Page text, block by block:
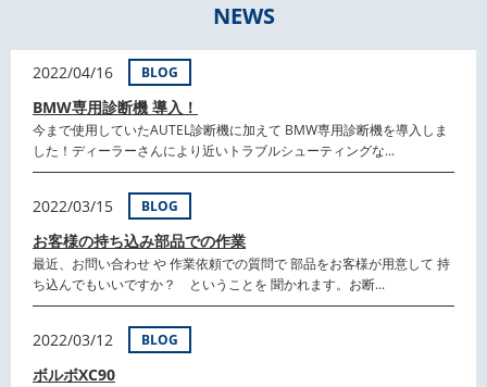
NEWS
2022/04/16 BLOG
BMW専用診断機 導入！
今まで使用していたAUTEL診断機に加えて BMW専用診断機を導入しま
した！ディーラーさんにより近いトラブルシューティングな...
2022/03/15 BLOG
お客様の持ち込み部品での作業
最近、お問い合わせ や 作業依頼での質問で 部品をお客様が用意して 持
ち込んでもいいですか？ ということを 聞かれます。お断...
2022/03/12 BLOG
ボルボXC90